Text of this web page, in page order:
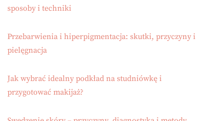
sposoby i techniki
Przebarwienia i hiperpigmentacja: skutki, przyczyny i
pielęgnacja
Jak wybrać idealny podkład na studniówkę i
przygotować makijaż?